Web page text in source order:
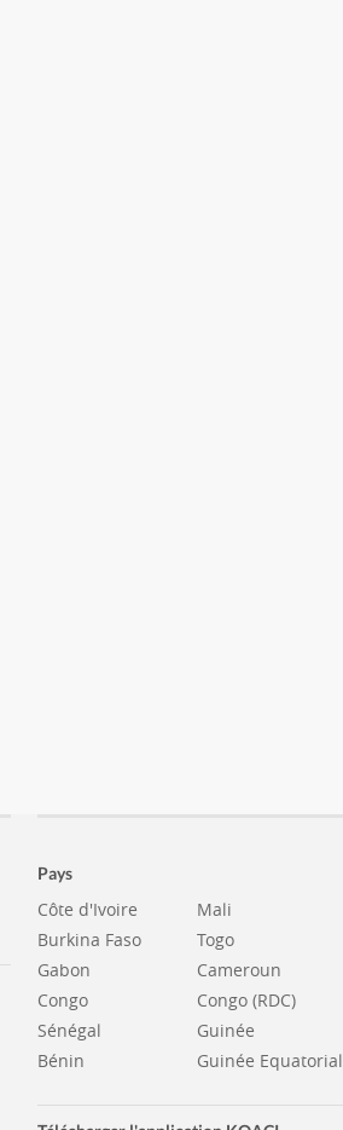
Pays
Côte d'Ivoire
Burkina Faso
Gabon
Congo
Sénégal
Bénin
Mali
Togo
Cameroun
Congo (RDC)
Guinée
Guinée Equatorial